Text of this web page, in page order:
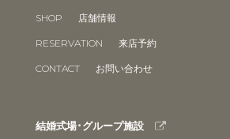
SHOP 店舗情報
RESERVATION 来店予約
CONTACT お問い合わせ
結婚式場･グループ施設